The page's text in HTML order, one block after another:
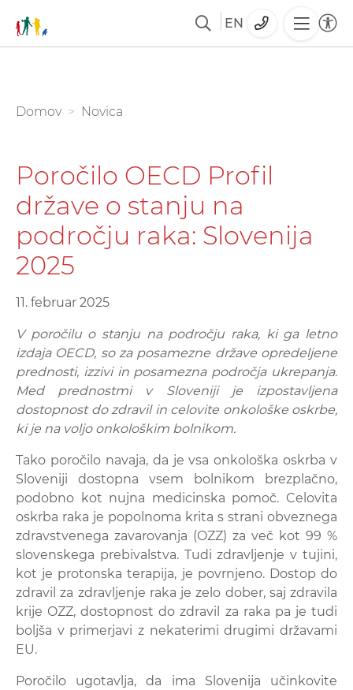
glavno
EN
You are here:
Domov Novica
Poročilo OECD Profil
države o stanju na
področju raka: Slovenija
2025
11. februar 2025
V poročilu o stanju na področju raka, ki ga letno
izdaja OECD, so za posamezne države opredeljene
prednosti, izzivi in posamezna področja ukrepanja.
Med prednostmi v Sloveniji je izpostavljena
dostopnost do zdravil in celovite onkološke oskrbe,
ki je na voljo onkološkim bolnikom.
Tako poročilo navaja, da je vsa onkološka oskrba v
Sloveniji dostopna vsem bolnikom brezplačno,
podobno kot nujna medicinska pomoč. Celovita
oskrba raka je popolnoma krita s strani obveznega
zdravstvenega zavarovanja (OZZ) za več kot 99 %
slovenskega prebivalstva. Tudi zdravljenje v tujini,
kot je protonska terapija, je povrnjeno. Dostop do
zdravil za zdravljenje raka je zelo dober, saj zdravila
krije OZZ, dostopnost do zdravil za raka pa je tudi
boljša v primerjavi z nekaterimi drugimi državami
EU.
Poročilo ugotavlja, da ima Slovenija učinkovite